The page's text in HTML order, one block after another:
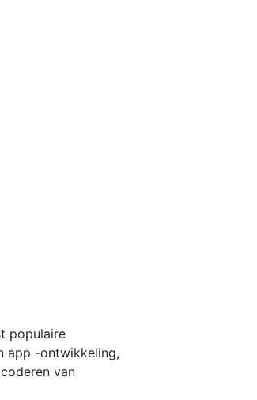
populaire
app -ontwikkeling,
van